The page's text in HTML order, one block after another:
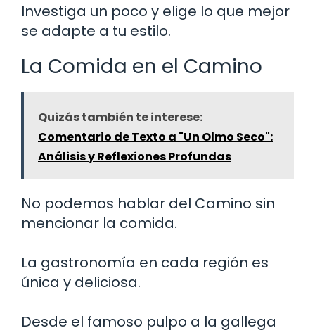
Investiga un poco y elige lo que mejor
se adapte a tu estilo.
La Comida en el Camino
Quizás también te interese:
Comentario de Texto a "Un Olmo Seco":
Análisis y Reflexiones Profundas
No podemos hablar del Camino sin
mencionar la comida.
La gastronomía en cada región es
única y deliciosa.
Desde el famoso pulpo a la gallega